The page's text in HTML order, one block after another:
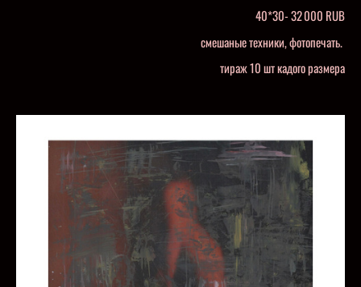
40*30- 32 000 RUB
смешаные техники, фотопечать.
тираж 10 шт кадого размера